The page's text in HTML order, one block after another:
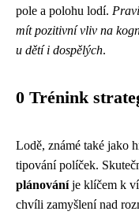
pole a polohu lodí.
mít pozitivní vliv na
u dětí i dospělých.
0 Trénink
Lodě, známé také jako
tipování políček.
plánováníje klíčem k
chvíli zamyšlení nad